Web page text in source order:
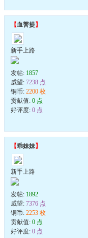
【血菩提】
新手上路
发帖: 1857
威望: 7238 点
铜币: 2200 枚
贡献值: 0 点
好评度: 0 点
【乖妹妹】
新手上路
发帖: 1892
威望: 7376 点
铜币: 2253 枚
贡献值: 0 点
好评度: 0 点